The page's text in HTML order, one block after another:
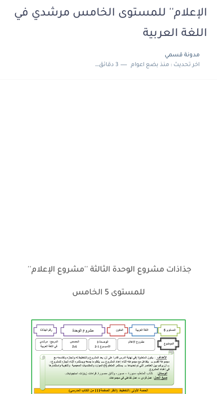
الإعلام'' للمستوى الخامس مرشدي في
اللغة العربية
مدونة قسمي
اخر تحديث :منذ بضع اعوام 3 دقائق للقراءة
جذاذات مشروع الوحدة الثالثة ''مشروع الإعلام''
للمستوى 5 الخامس